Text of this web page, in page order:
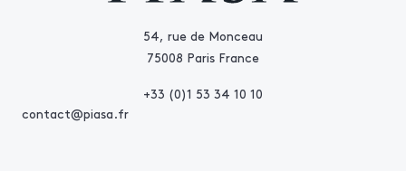
54, rue de Monceau
75008 Paris France
+33 (0)1 53 34 10 10
contact@piasa.fr